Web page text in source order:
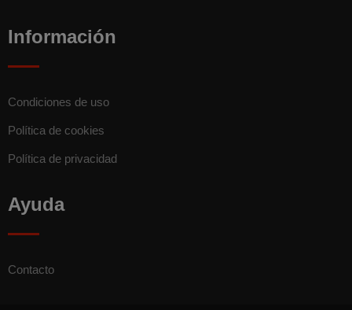
Información
Condiciones de uso
Política de cookies
Política de privacidad
Ayuda
Contacto